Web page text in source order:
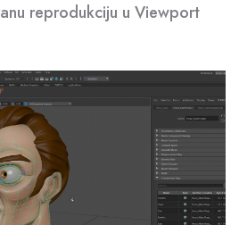
reprodukciju u Viewport